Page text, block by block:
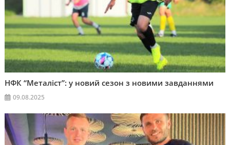
НФК “Металіст”: у новий сезон з новими завданнями
09.08.2025